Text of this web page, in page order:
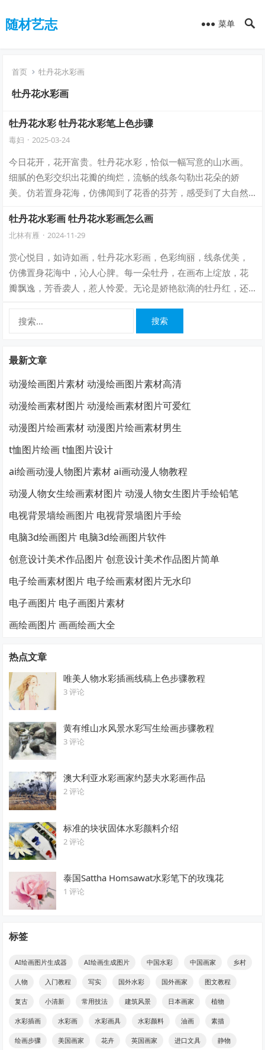
随材艺志 菜单
首页 牡丹花水彩画
牡丹花水彩画
牡丹花水彩 牡丹花水彩笔上色步骤
毒妇 · 2025-03-24
今日花开，花开富贵。牡丹花水彩，恰似一幅写意的山水画。
细腻的色彩交织出花瓣的绚烂，流畅的线条勾勒出花朵的娇
美。仿若置身花海，仿佛闻到了花香的芬芳，感受到了大自然
牡丹花水彩画 牡丹花水彩画怎么画
北林有雁 · 2024-11-29
赏心悦目，如诗如画，牡丹花水彩画，色彩绚丽，线条优美，
仿佛置身花海中，沁人心脾。每一朵牡丹，在画布上绽放，花
瓣飘逸，芳香袭人，惹人怜爱。无论是娇艳欲滴的牡丹红，还
最新文章
动漫绘画图片素材 动漫绘画图片素材高清
动漫绘画素材图片 动漫绘画素材图片可爱红
动漫图片绘画素材 动漫图片绘画素材男生
t恤图片绘画 t恤图片设计
ai绘画动漫人物图片素材 ai画动漫人物教程
动漫人物女生绘画素材图片 动漫人物女生图片手绘铅笔
电视背景墙绘画图片 电视背景墙图片手绘
电脑3d绘画图片 电脑3d绘画图片软件
创意设计美术作品图片 创意设计美术作品图片简单
电子绘画素材图片 电子绘画素材图片无水印
电子画图片 电子画图片素材
画绘画图片 画画绘画大全
热点文章
唯美人物水彩插画线稿上色步骤教程
3 评论
黄有维山水风景水彩写生绘画步骤教程
3 评论
澳大利亚水彩画家约瑟夫水彩画作品
2 评论
标准的块状固体水彩颜料介绍
2 评论
泰国Sattha Homsawat水彩笔下的玫瑰花
1 评论
标签
AI绘画图片生成器 AI绘画生成图片 中国水彩 中国画家 乡村
人物 入门教程 写实 国外水彩 国外画家 图文教程
复古 小清新 常用技法 建筑风景 日本画家 植物
水彩插画 水彩画 水彩画具 水彩颜料 油画 素描
绘画步骤 美国画家 花卉 英国画家 进口文具 静物